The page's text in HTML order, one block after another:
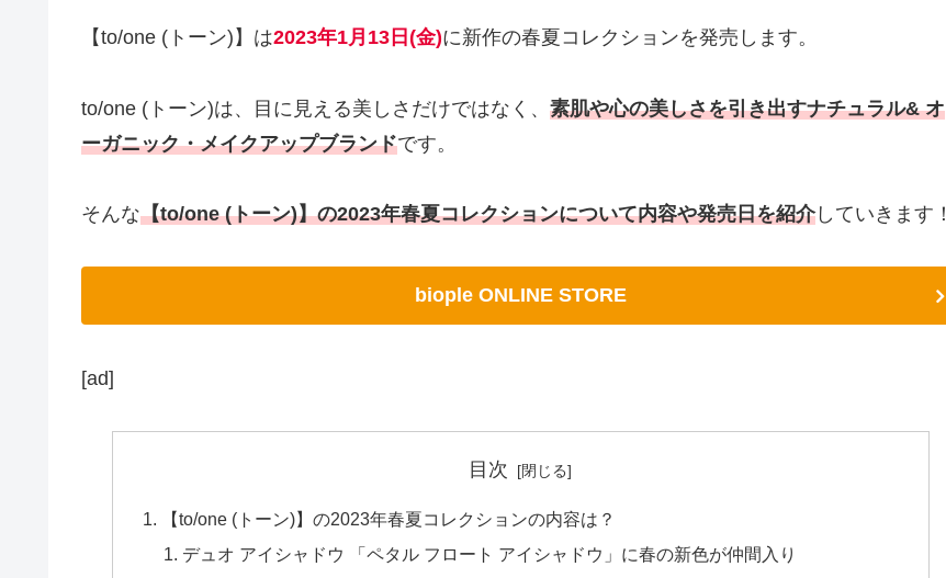
【to/one (トーン)】は2023年1月13日(金)に新作の春夏コレクションを発売します。
to/one (トーン)は、目に見える美しさだけではなく、 素肌や心の美しさを引き出すナチュラル& オ
ーガニック・メイクアップブランドです。
そんな【to/one (トーン)】の2023年春夏コレクションについて内容や発売日を紹介していきます！
biople ONLINE STORE
[ad]
目次
【to/one (トーン)】の2023年春夏コレクションの内容は？
デュオ アイシャドウ 「ペタル フロート アイシャドウ」に春の新色が仲間入り